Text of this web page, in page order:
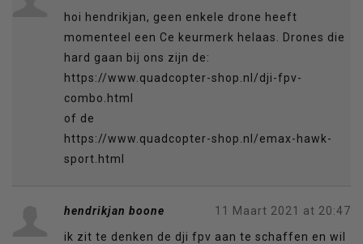
hoi hendrikjan, geen enkele drone heeft
momenteel een Ce keurmerk helaas. Drones die
hard gaan bij ons zijn de:
https://www.quadcopter-shop.nl/dji-fpv-
combo.html
of de
https://www.quadcopter-shop.nl/emax-hawk-
sport.html
hendrikjan boone
11 Maart 2021 at 20:47
ik zit te denken de dji fpv aan te schaffen en wil